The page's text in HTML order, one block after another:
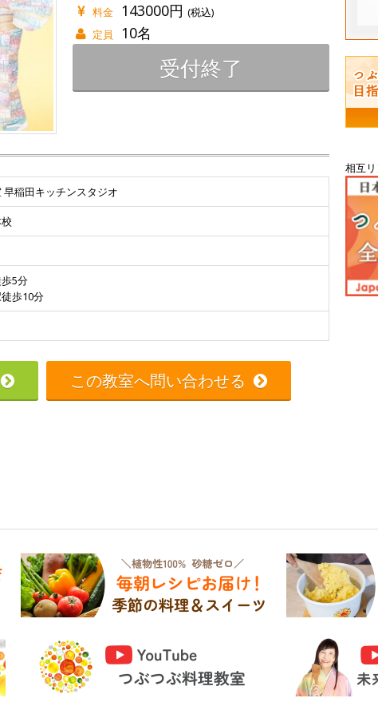
料金 143000円 (税込)
定員
10名
受付終了
早稲田キッチンスタジオ
校
5分
歩10分
この教室へ問い合わせる
相互